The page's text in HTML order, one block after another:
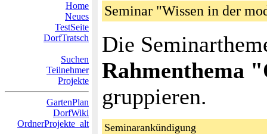
Home
Neues
TestSeite
DorfTratsch
Suchen
Teilnehmer
Projekte
GartenPlan
DorfWiki
OrdnerProjekte_alt
Seminar "Wissen in der
Die
Rahmenthema
gruppieren.
Seminarankündigung